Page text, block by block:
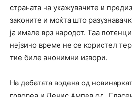
страната на укажувачите и
законите и моќта што
ја имале врз народот. Таа
нејзино време не се користел
тие биле анонимни извори.
На дебатата водена од